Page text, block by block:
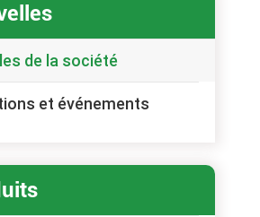
de la société
et événements